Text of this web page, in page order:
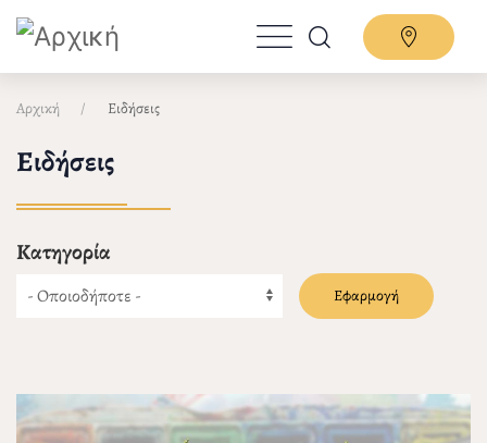
Παράκαμψη
προς
περιεχόμενο
Αρχική Ειδήσεις
Ειδήσεις
Κατηγορία